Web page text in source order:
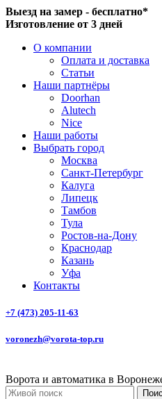
Выезд на замер - бесплатно*
Изготовление от 3 дней
О компании
Оплата и доставка
Статьи
Наши партнёры
Doorhan
Alutech
Nice
Наши работы
Выбрать город
Москва
Санкт-Петербург
Калуга
Липецк
Тамбов
Тула
Ростов-на-Дону
Краснодар
Казань
Уфа
Контакты
+7 (473) 205-11-63
voronezh@vorota-top.ru
Ворота и автоматика в